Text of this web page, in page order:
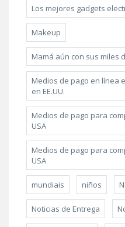
Los mejores gadgets
Makeup
Mamá aún con sus miles
Medios de pago en línea
en EE.UU.
Medios de pago para
USA
Medios de pago para
USA
mundiais niños
Noticias de Entrega